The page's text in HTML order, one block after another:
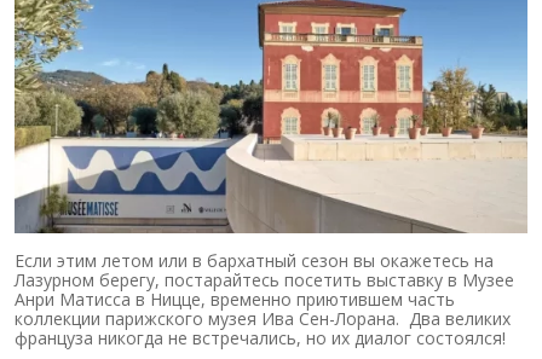
Если этим летом или в бархатный сезон вы окажетесь на
Лазурном берегу, постарайтесь посетить выставку в Музее
Анри Матисса в Ницце, временно приютившем часть
коллекции парижского музея Ива Сен-Лорана. Два великих
француза никогда не встречались, но их диалог состоялся!